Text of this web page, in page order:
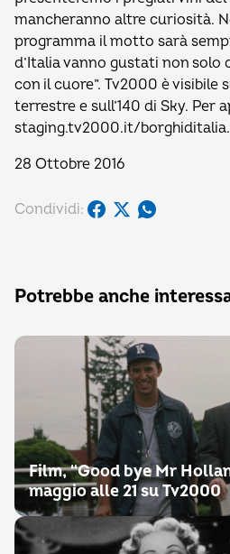
mancheranno altre curiosità.
programma il motto sarà
d’Italia vanno gustati non solo
con il cuore”. Tv2000 è visibile
terrestre e sull’140 di Sky. Per
staging.tv2000.it/borghiditalia.
28 Ottobre 2016
Condividi:
Potrebbe anche
Film, “Good bye Mr
maggio alle 21 su Tv2000